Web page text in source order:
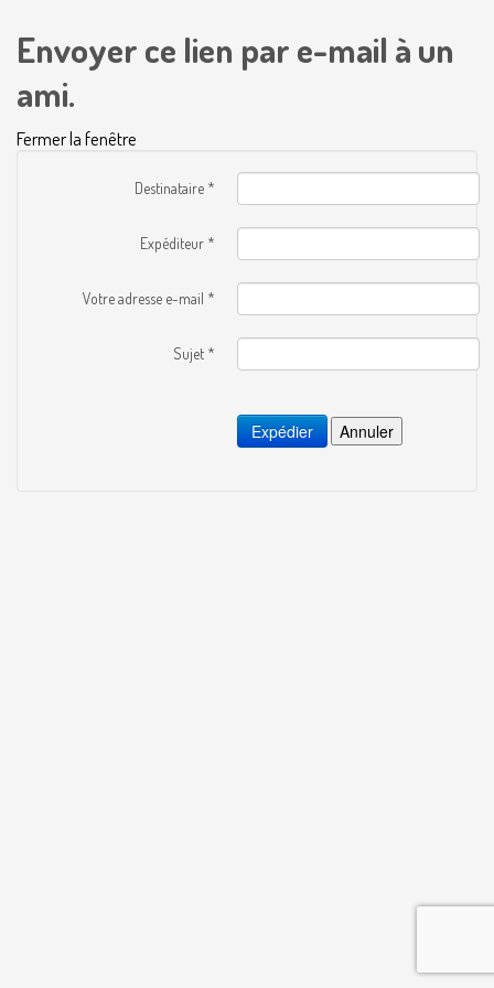
Envoyer ce lien par e-mail à un
ami.
Fermer la fenêtre
Destinataire *
Expéditeur *
Votre adresse e-mail *
Sujet *
Expédier Annuler